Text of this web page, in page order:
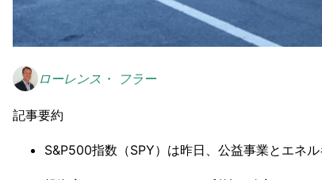
ローレンス・ フラー
記事要約
S&P500指数（SPY）は昨日、公益事業とエネ